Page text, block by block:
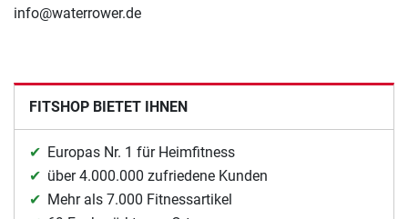
info@waterrower.de
FITSHOP BIETET IHNEN
Europas Nr. 1 für Heimfitness
über 4.000.000 zufriedene Kunden
Mehr als 7.000 Fitnessartikel